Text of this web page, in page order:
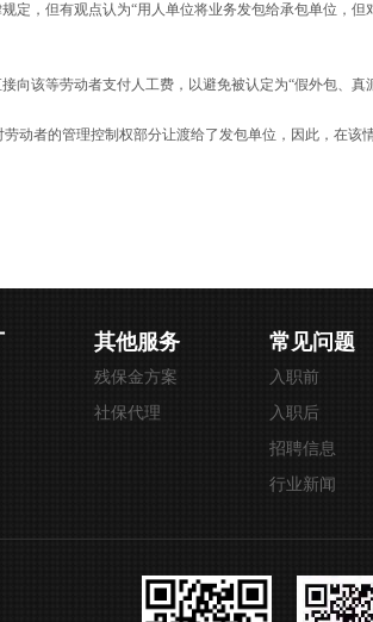
定，但有观点认为“用人单位将业务发包给承包单位，
该等劳动者支付人工费，以避免被认定为“假外包、真
动者的管理控制权部分让渡给了发包单位，因此，在该
其他服务
残保金方案
社保代理
常见问题
入职前
入职后
招聘信息
行业新闻